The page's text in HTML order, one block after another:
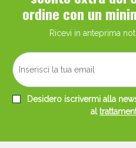
ordine con un
Ricevi in anteprima
Desidero iscrivermi alla
al